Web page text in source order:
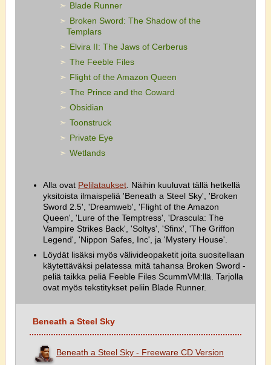
Blade Runner
Broken Sword: The Shadow of the
Templars
Elvira II: The Jaws of Cerberus
The Feeble Files
Flight of the Amazon Queen
The Prince and the Coward
Obsidian
Toonstruck
Private Eye
Wetlands
Alla ovat Pelilataukset . Näihin kuuluvat tällä hetkellä
yksitoista ilmaispeliä 'Beneath a Steel Sky', 'Broken
Sword 2.5', 'Dreamweb', 'Flight of the Amazon
Queen', 'Lure of the Temptress', 'Drascula: The
Vampire Strikes Back', 'Soltys', 'Sfinx', 'The Griffon
Legend', 'Nippon Safes, Inc', ja 'Mystery House'.
Löydät lisäksi myös välivideopaketit joita suositellaan
käytettäväksi pelatessa mitä tahansa Broken Sword -
peliä taikka peliä Feeble Files ScummVM:llä. Tarjolla
ovat myös tekstitykset peliin Blade Runner.
Beneath a Steel Sky
Beneath a Steel Sky - Freeware CD Version